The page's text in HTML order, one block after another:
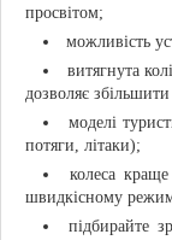
просвітом;
можливість
витягнута
дозволяє
моделі
потяги, літаки);
колеса
швидкісному
підбирайте